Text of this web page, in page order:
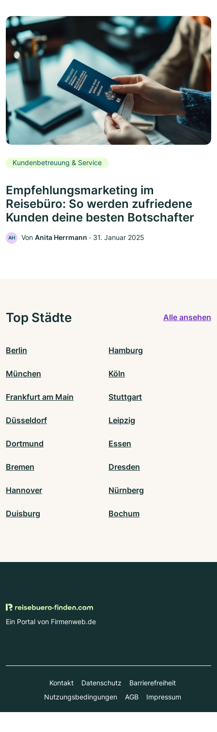
Kundenbetreuung & Service
Empfehlungsmarketing im
Reisebüro: So werden zufriedene
Kunden deine besten Botschafter
AH Von Anita Herrmann ‧ 31. Januar 2025
Top Städte Alle ansehen
Berlin Hamburg
München Köln
Frankfurt am Main Stuttgart
Düsseldorf Leipzig
Dortmund Essen
Bremen Dresden
Hannover Nürnberg
Duisburg Bochum
Ein Portal von Firmenweb.de
Kontakt Datenschutz
Barrierefreiheit
Nutzungsbedingungen
AGB Impressum